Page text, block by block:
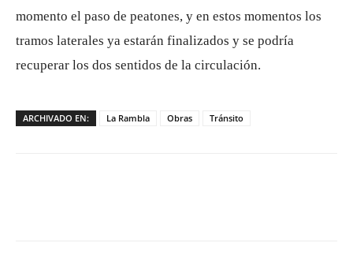
momento el paso de peatones, y en estos momentos los
tramos laterales ya estarán finalizados y se podría
recuperar los dos sentidos de la circulación.
ARCHIVADO EN: La Rambla Obras Tránsito